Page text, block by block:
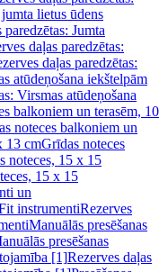
lietus ūdens
paredzētas: Jumta
daļas paredzētas:
daļas paredzētas:
atūdeņošana iekštelpām
Virsmas atūdeņošana
balkoniem un terasēm, 10
noteces balkoniem un
13 cmGrīdas noteces
noteces, 15 x 15
15 x 15
un
instrumentiRezerves
Manuālās presēšanas
presēšanas
[1]Rezerves daļas